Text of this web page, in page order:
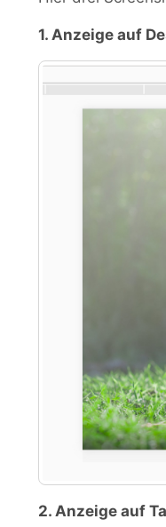
1. Anzeige auf
2. Anzeige auf